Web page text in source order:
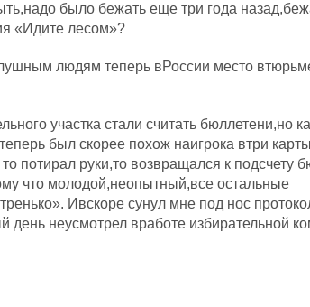
было бежать еще три года
«Идите лесом»?
людям теперь вРоссии место
участка стали считать бюллетени,но
был скорее похож наигрока втри
потирал руки,то возвращался к подсчету
что молодой,неопытный,все остальные
Ивскоре сунул мне под нос
день неусмотрел вработе избирательной